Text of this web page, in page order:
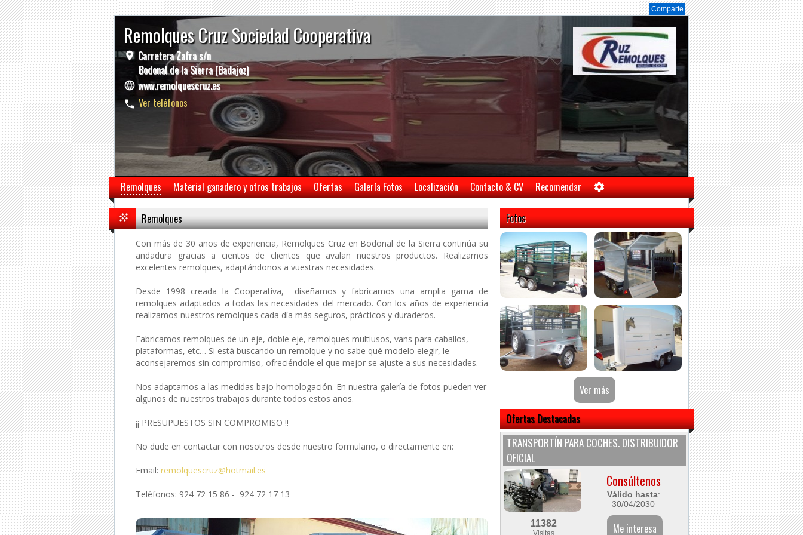
Comparte
Remolques Cruz Sociedad Cooperativa
Carretera Zafra s/n
Bodonal de la Sierra (Badajoz)
www.remolquescruz.es
Ver teléfonos
Remolques Material ganadero y otros trabajos Ofertas Galería Fotos Localización Contacto & CV Recomendar
Remolques
Con más de 30 años de experiencia, Remolques Cruz en Bodonal de la Sierra continúa su
andadura gracias a cientos de clientes que avalan nuestros productos. Realizamos
excelentes remolques, adaptándonos a vuestras necesidades.
Desde 1998 creada la Cooperativa, diseñamos y fabricamos una amplia gama de
remolques adaptados a todas las necesidades del mercado. Con los años de experiencia
realizamos nuestros remolques cada día más seguros, prácticos y duraderos.
Fabricamos remolques de un eje, doble eje, remolques multiusos, vans para caballos,
plataformas, etc… Si está buscando un remolque y no sabe qué modelo elegir, le
aconsejaremos sin compromiso, ofreciéndole el que mejor se ajuste a sus necesidades.
Nos adaptamos a las medidas bajo homologación. En nuestra galería de fotos pueden ver
algunos de nuestros trabajos durante todos estos años.
¡¡ PRESUPUESTOS SIN COMPROMISO !!
No dude en contactar con nosotros desde nuestro formulario, o directamente en:
Email: remolquescruz@hotmail.es
Teléfonos: 924 72 15 86 - 924 72 17 13
Fotos
Ofertas Destacadas
TRANSPORTÍN PARA COCHES. DISTRIBUIDOR
OFICIAL
Consúltenos
Válido hasta:
30/04/2030
11382
Visitas